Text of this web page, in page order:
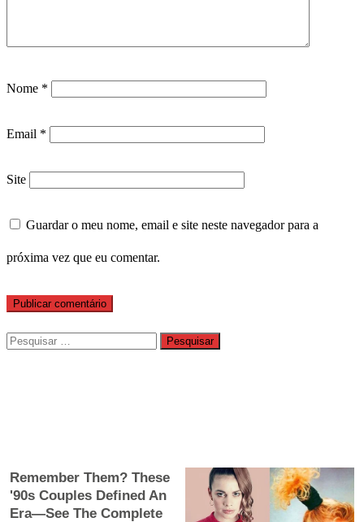
Nome *
Email *
Site
Guardar o meu nome, email e site neste navegador para a
próxima vez que eu comentar.
Pesquisar
por: